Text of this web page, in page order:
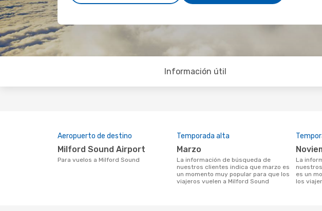
Información útil
Aeropuerto de destino
Milford Sound Airport
Para vuelos a Milford Sound
Temporada alta
marzo
La información de búsqueda de
nuestros clientes indica que marzo es
un momento muy popular para que los
viajeros vuelen a Milford Sound
La información de búsqueda de
es un
los